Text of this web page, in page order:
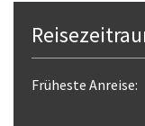
Früheste Anreise: